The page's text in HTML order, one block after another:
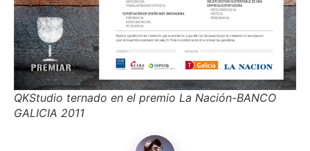
QKStudio ternado en el premio La Nación-BANCO
GALICIA 2011